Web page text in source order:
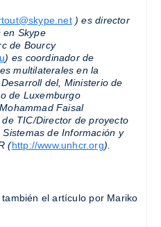
) es director
en Skype
de Bourcy
) es coordinador de
multilaterales en la
del, Ministerio de
de Luxemburgo
Faisal
de TIC/Director de proyecto
de Información y
(http://www.unhcr.org).
también el artículo por Mariko